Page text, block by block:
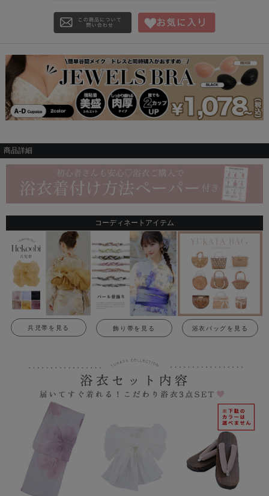
商品詳細
コーディネートアイテム
兵児帯を見る 飾り帯を見る 浴衣バッグを見る